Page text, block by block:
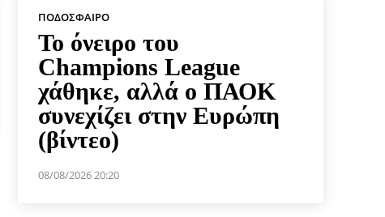
ΠΟΔΌΣΦΑΙΡΟ
Το όνειρο του
Champions League
χάθηκε, αλλά ο ΠΑΟΚ
συνεχίζει στην Ευρώπη
(βίντεο)
08/08/2026 20:20